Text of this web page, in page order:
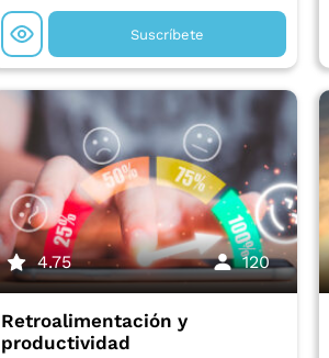
Suscríbete
4.75 120
Retroalimentación y
productividad